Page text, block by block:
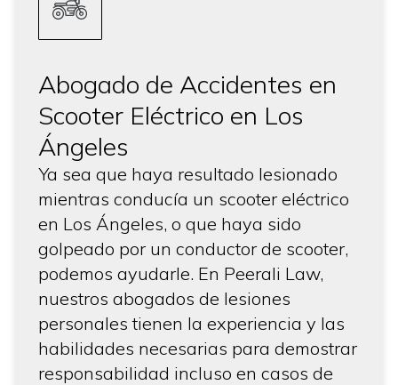
Abogado de Accidentes en
Scooter Eléctrico en Los
Ángeles
Ya sea que haya resultado lesionado
mientras conducía un scooter eléctrico
en Los Ángeles, o que haya sido
golpeado por un conductor de scooter,
podemos ayudarle. En Peerali Law,
nuestros abogados de lesiones
personales tienen la experiencia y las
habilidades necesarias para demostrar
responsabilidad incluso en casos de